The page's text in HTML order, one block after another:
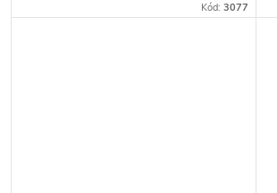
Kód:3077